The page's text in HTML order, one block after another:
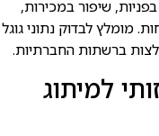
שיפור במכירות,
מומלץ לבדוק נתוני גוגל
ברשתות החברתיות.
למיתוג